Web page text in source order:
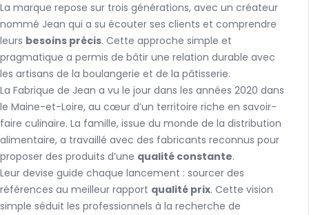
La marque repose sur trois générations, avec un créateur
nommé Jean qui a su écouter ses clients et comprendre
leurs besoins précis. Cette approche simple et
pragmatique a permis de bâtir une relation durable avec
les artisans de la boulangerie et de la pâtisserie.
La Fabrique de Jean a vu le jour dans les années 2020 dans
le Maine-et-Loire, au cœur d’un territoire riche en savoir-
faire culinaire. La famille, issue du monde de la distribution
alimentaire, a travaillé avec des fabricants reconnus pour
proposer des produits d’une qualité constante.
Leur devise guide chaque lancement : sourcer des
références au meilleur rapport qualité prix. Cette vision
simple séduit les professionnels à la recherche de